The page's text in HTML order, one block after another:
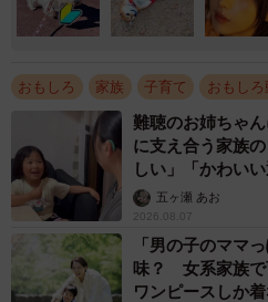
おもしろ 家族 子育て おもしろ
難聴のお姉ちゃ
に支え合う家族
しい」「かわいい
五ヶ瀬 あお
2026.08.07
「男の子のママ
味？ 女系家族
ワンピースしか